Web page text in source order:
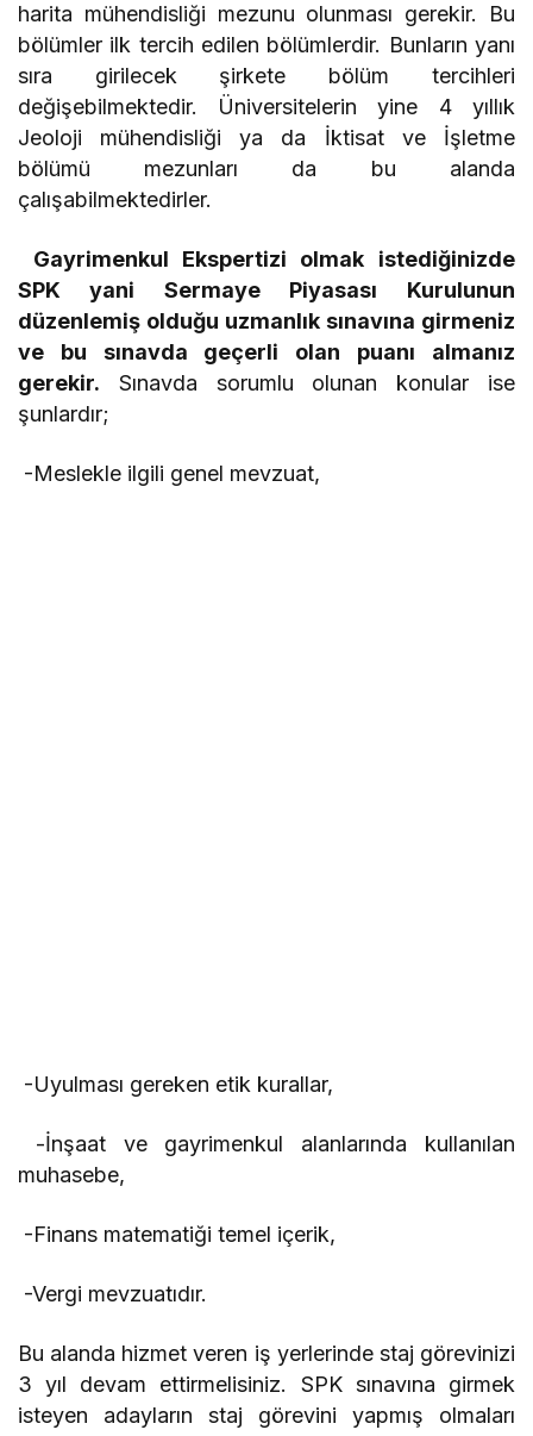
harita mühendisliği mezunu olunması gerekir. Bu
bölümler ilk tercih edilen bölümlerdir. Bunların yanı
sıra girilecek şirkete bölüm tercihleri
değişebilmektedir. Üniversitelerin yine 4 yıllık
Jeoloji mühendisliği ya da İktisat ve İşletme
bölümü mezunları da bu alanda
çalışabilmektedirler.
Gayrimenkul Ekspertizi olmak istediğinizde
SPK yani Sermaye Piyasası Kurulunun
düzenlemiş olduğu uzmanlık sınavına girmeniz
ve bu sınavda geçerli olan puanı almanız
gerekir. Sınavda sorumlu olunan konular ise
şunlardır;
-Meslekle ilgili genel mevzuat,
-Uyulması gereken etik kurallar,
-İnşaat ve gayrimenkul alanlarında kullanılan
muhasebe,
-Finans matematiği temel içerik,
-Vergi mevzuatıdır.
Bu alanda hizmet veren iş yerlerinde staj görevinizi
3 yıl devam ettirmelisiniz. SPK sınavına girmek
isteyen adayların staj görevini yapmış olmaları